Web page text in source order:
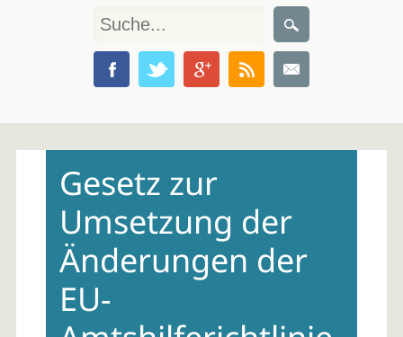
contentGesetz zur
Umsetzung der
Änderungen der
EU-